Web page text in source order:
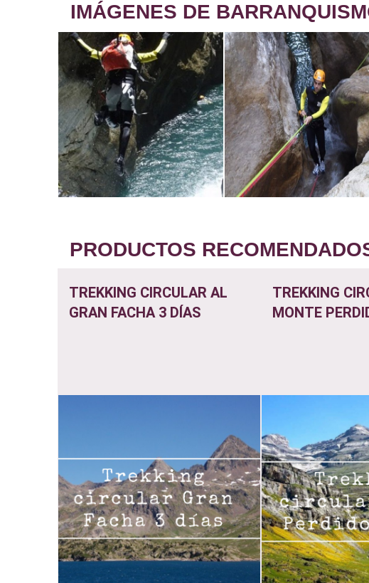
IMÁGENES DE
PRODUCTOS
TREKKING CIRCULAR AL
GRAN FACHA 3 DÍAS
TREKKING
MONTE